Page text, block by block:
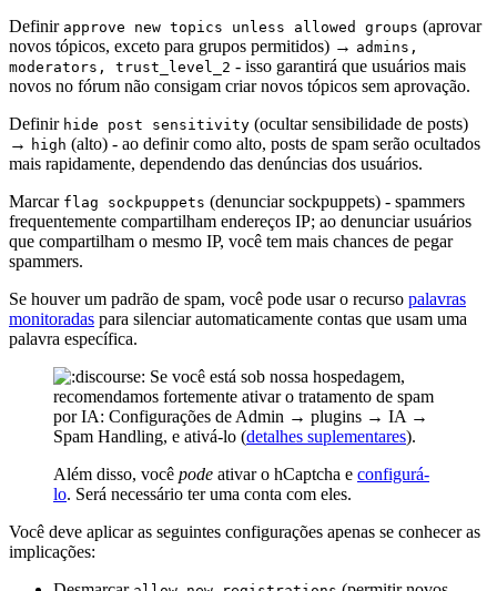
Definir approve new topics unless allowed groups (aprovar
novos tópicos, exceto para grupos permitidos) → admins,
moderators, trust_level_2 - isso garantirá que usuários mais
novos no fórum não consigam criar novos tópicos sem aprovação.
Definir hide post sensitivity (ocultar sensibilidade de posts)
→ high (alto) - ao definir como alto, posts de spam serão ocultados
mais rapidamente, dependendo das denúncias dos usuários.
Marcar flag sockpuppets (denunciar sockpuppets) - spammers
frequentemente compartilham endereços IP; ao denunciar usuários
que compartilham o mesmo IP, você tem mais chances de pegar
spammers.
Se houver um padrão de spam, você pode usar o recurso palavras
monitoradas para silenciar automaticamente contas que usam uma
palavra específica.
Se você está sob nossa hospedagem,
recomendamos fortemente ativar o tratamento de spam
por IA: Configurações de Admin → plugins → IA →
Spam Handling, e ativá-lo (detalhes suplementares).
Além disso, você pode ativar o hCaptcha e configurá-
lo. Será necessário ter uma conta com eles.
Você deve aplicar as seguintes configurações apenas se conhecer as
implicações: